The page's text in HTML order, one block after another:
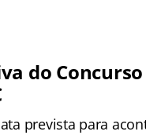
do Concurso
prevista para